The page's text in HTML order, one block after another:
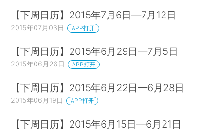
【下周日历】2015年7月6日—7月12日
2015年07月03日 APP打开
【下周日历】2015年6月29日—7月5日
2015年06月26日 APP打开
【下周日历】2015年6月22日—6月28日
2015年06月19日 APP打开
【下周日历】2015年6月15日—6月21日